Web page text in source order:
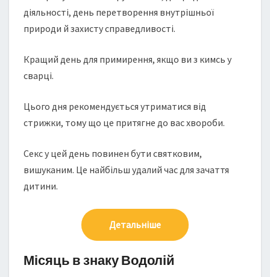
діяльності, день перетворення внутрішньої
природи й захисту справедливості.
Кращий день для примирення, якщо ви з кимсь у
сварці.
Цього дня рекомендується утриматися від
стрижки, тому що це притягне до вас хвороби.
Секс у цей день повинен бути святковим,
вишуканим. Це найбільш удалий час для зачаття
дитини.
Детальніше
Місяць в знаку Водолій